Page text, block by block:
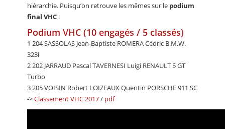
hiérarchie. Puisqu’on retrouve les mêmes sur le podium
final VHC :
Podium VHC (10 engagés / 5 classés)
1 204 SASSOLAS Jean-Baptiste ROMERA Cédric B.M.W.
323i
2 202 JARRAUD Pascal TAVERNESI Luigi RENAULT 5 GT
Turbo
3 205 VOISIN Robert LOIZEAUX Quentin PORSCHE 911 SC
->Classement VHC 2017/ pdf